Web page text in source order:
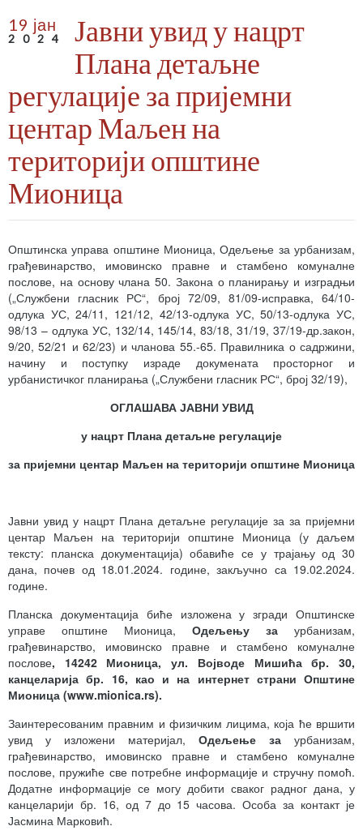
19 јан
2024
Јавни увид у нацрт
Плана детаљне
регулације за пријемни
центар Маљен на
територији општине
Мионица
Општинска управа општине Мионица, Одељење за урбанизам,
грађевинарство, имовинско правне и стамбено комуналне
послове, на основу члана 50. Закона о планирању и изградњи
(„Службени гласник РС“, број 72/09, 81/09-исправка, 64/10-
одлука УС, 24/11, 121/12, 42/13-одлука УС, 50/13-одлука УС,
98/13 – одлука УС, 132/14, 145/14, 83/18, 31/19, 37/19-др.закон,
9/20, 52/21 и 62/23) и чланова 55.-65. Правилника о садржини,
начину и поступку израде докумената просторног и
урбанистичког планирања („Службени гласник РС“, број 32/19),
ОГЛАШАВА ЈАВНИ УВИД
у нацрт Плана детаљне регулације
за пријемни центар Маљен на територији општине Мионица
Јавни увид у нацрт Плана детаљне регулације за за пријемни
центар Маљен на територији општине Мионица (у даљем
тексту: планска документација) обавиће се у трајању од 30
дана, почев од 18.01.2024. године, закључно са 19.02.2024.
године.
Планска документација биће изложена у згради Општинске
управе општине Мионица, Одељењу за урбанизам,
грађевинарство, имовинско правне и стамбено комуналне
послове, 14242 Мионица, ул. Војводе Мишића бр. 30,
канцеларија бр. 16, као и на интернет страни Општине
Мионица (www.mionica.rs).
Заинтересованим правним и физичким лицима, која ће вршити
увид у изложени материјал, Одељење за урбанизам,
грађевинарство, имовинско правне и стамбено комуналне
послове, пружиће све потребне информације и стручну помоћ.
Додатне информације се могу добити сваког радног дана, у
канцеларији бр. 16, од 7 до 15 часова. Особа за контакт је
Јасмина Марковић.